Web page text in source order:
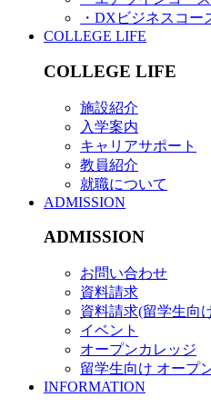
・DXビジネスコー
COLLEGE LIFE
COLLEGE LIFE
施設紹介
入学案内
キャリアサポート
教員紹介
就職について
ADMISSION
ADMISSION
お問い合わせ
資料請求
資料請求(留学生向
イベント
オープンカレッジ
留学生向け オープ
INFORMATION